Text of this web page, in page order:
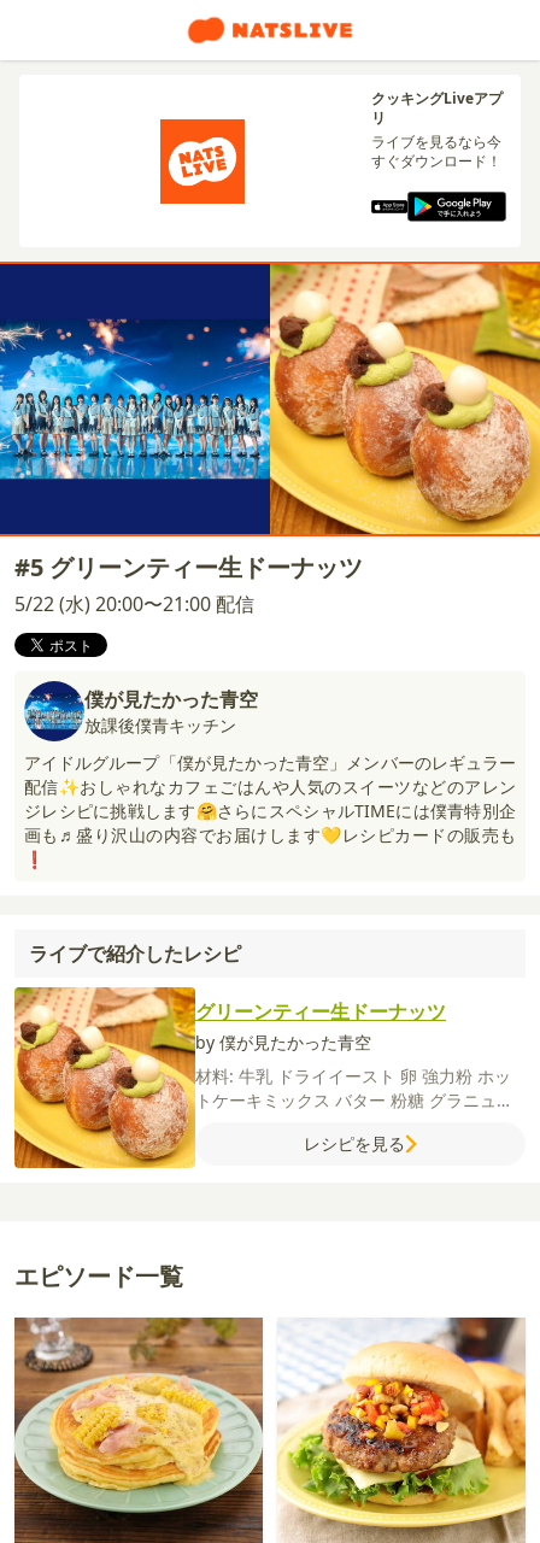
クッキングLiveアプ
リ
ライブを見るなら今
すぐダウンロード！
#5 グリーンティー生ドーナッツ
5/22 (水) 20:00〜21:00 配信
僕が見たかった青空
放課後僕青キッチン
アイドルグループ「僕が見たかった青空」メンバーのレギュラー
配信✨おしゃれなカフェごはんや人気のスイーツなどのアレン
ジレシピに挑戦します🤗さらにスペシャルTIMEには僕青特別企
画も♬盛り沢山の内容でお届けします💛レシピカードの販売も
❗️
ライブで紹介したレシピ
グリーンティー生ドーナッツ
by 僕が見たかった青空
材料: 牛乳 ドライイースト 卵 強力粉 ホッ
トケーキミックス バター 粉糖 グラニュー
グラニュー糖抹茶パウダー
レシピを見る
エピソード一覧